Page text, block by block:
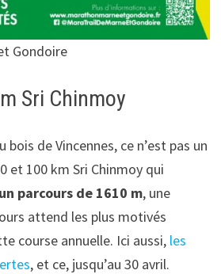
Gondoire
Sri Chinmoy
bois de Vincennes, ce n’est pas un
et 100 km Sri Chinmoy qui
un parcours de 1610 m, une
attend les plus motivés
course annuelle. Ici aussi, les
, et ce, jusqu’au 30 avril.